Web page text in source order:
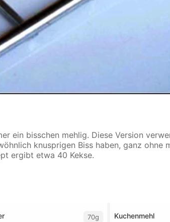
ein bisschen mehlig. Diese Version
knusprigen Biss haben, ganz ohne
ergibt etwa 40 Kekse.
70g Kuchenmehl